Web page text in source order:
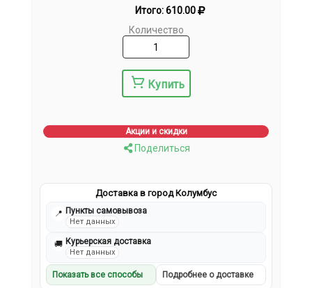
Итого:610.00
Количество
Купить
Акции и скидки
Поделиться
Доставка в город Колумбус
📍 Пункты самовывоза
Нет данных
🚚 Курьерская доставка
Нет данных
Показать все способы Подробнее о доставке